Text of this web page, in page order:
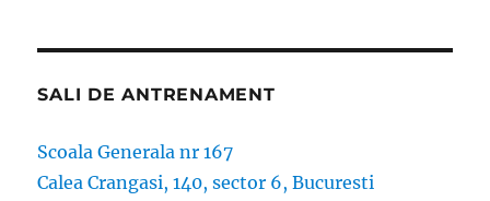
SALI DE ANTRENAMENT
Scoala Generala nr 167
Calea Crangasi, 140, sector 6, Bucuresti